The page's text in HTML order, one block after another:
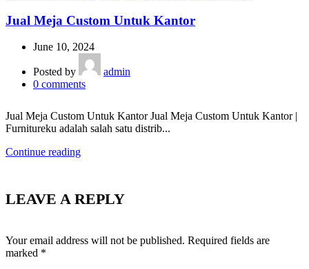
Jual Meja Custom Untuk Kantor
June 10, 2024
Posted by
admin
0 comments
Jual Meja Custom Untuk Kantor Jual Meja Custom Untuk Kantor |
Furnitureku adalah salah satu distrib...
Continue reading
LEAVE A REPLY
Your email address will not be published. Required fields are
marked *